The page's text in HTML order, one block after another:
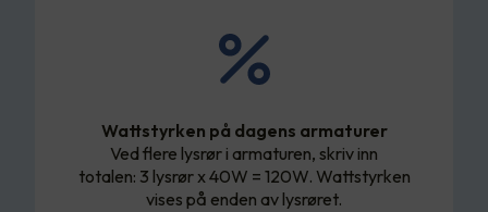
Wattstyrken på dagens armaturer
Ved flere lysrør i armaturen, skriv inn
totalen: 3 lysrør x 40W = 120W. Wattstyrken
vises på enden av lysrøret.